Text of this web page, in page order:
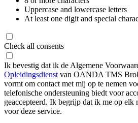
Uppercase and lowercase letters
At least one digit and special
Check all consents
Ik bevestig dat ik de Algemene
Opleidingsdienst van OANDA TMS
vormt om contact met mij op te nemen
telefonische ondersteuning biedt voor
geaccepteerd. Ik begrijp dat ik me op elk
voor deze service.